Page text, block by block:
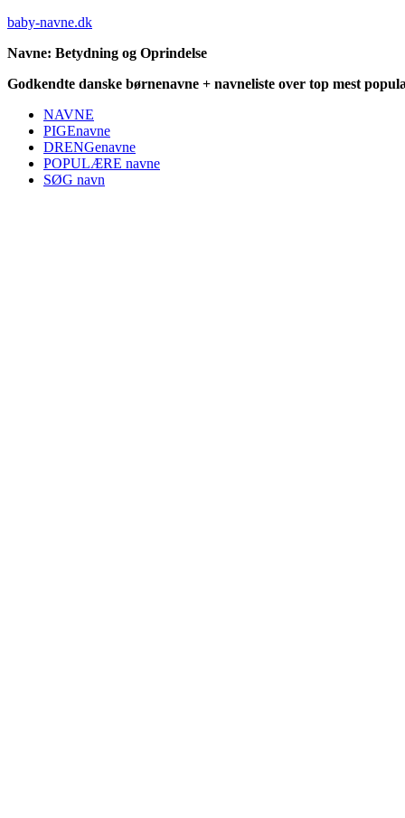
baby-navne.dk
Navne: Betydning og Oprindelse
Godkendte danske børnenavne + navneliste over top mest
NAVNE
PIGEnavne
DRENGenavne
POPULÆRE navne
SØG navn